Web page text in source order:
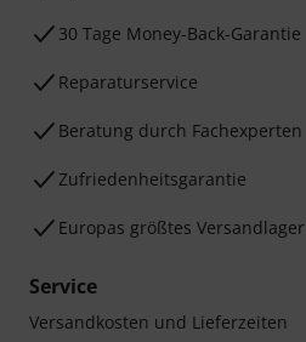
30 Tage Money-Back-Garantie
Reparaturservice
Beratung durch Fachexperten
Zufriedenheitsgarantie
Europas größtes Versandlager
Service
Versandkosten und Lieferzeiten